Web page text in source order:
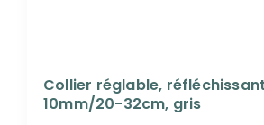
Collier réglable,
10mm/20-32cm, gris